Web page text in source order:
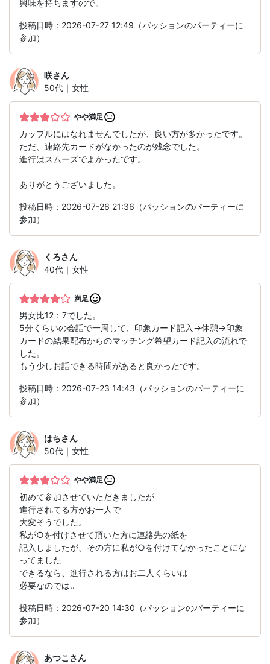
興味を持ちますので。
投稿日時：2026-07-27 12:49（パッションのパーティーに
参加）
咲さん
50代｜女性
やや満足
カップルにはなれませんでしたが、良い方が多かったです。
ただ、連絡先カードがなかったのが残念でした。
進行はスムーズでよかったです。
ありがとうございました。
投稿日時：2026-07-26 21:36（パッションのパーティーに
参加）
くろさん
40代｜女性
満足
男女比12：7でした。
5分くらいの会話で一周して、印象カード記入→休憩→印象
カードの結果配布からのマッチング希望カード記入の流れで
した。
もう少しお話できる時間があると良かったです。
投稿日時：2026-07-23 14:43（パッションのパーティーに
参加）
はちさん
50代｜女性
やや満足
初めて参加させていただきましたが
進行されてる方がお一人で
大変そうでした。
私が○を付けさせて頂いた方に連絡先の紙を
記入しましたが、その方に私が○を付けてなかったことにな
ってました
できるなら、進行される方はお二人くらいは
必要なのでは..
投稿日時：2026-07-20 14:30（パッションのパーティーに
参加）
あつこ さん